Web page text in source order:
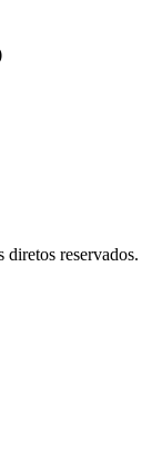
reservados.